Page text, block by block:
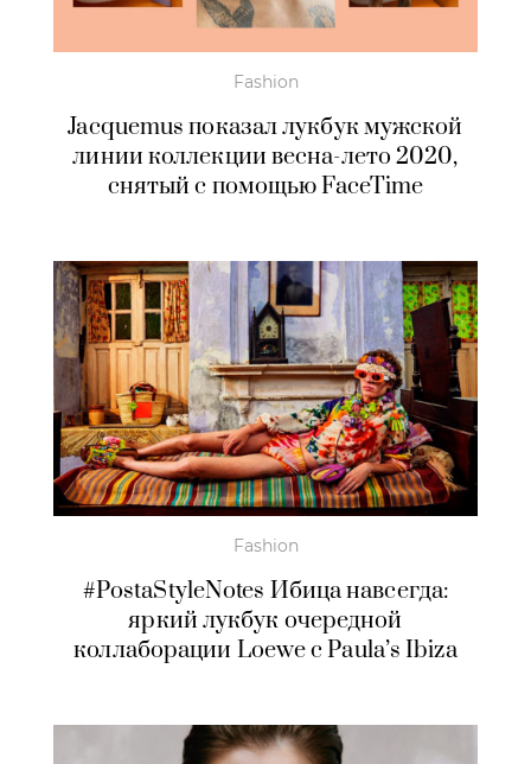
Fashion
Jacquemus показал лукбук мужской
линии коллекции весна-лето 2020,
снятый с помощью FaceTime
Fashion
#PostaStyleNotes Ибица навсегда:
яркий лукбук очередной
коллаборации Loewe с Paula’s Ibiza